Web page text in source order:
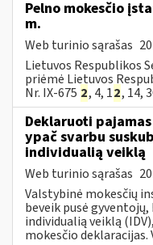
Pelno mokesčio
m.
Web turinio sąrašas
Lietuvos Respublikos
priėmė Lietuvos
Nr. IX-675 2, 4, 12, 14,
Deklaruoti
ypač svarbu
individualią veiklą
Web turinio sąrašas
Valstybinė mokesčių
beveik pusė
individualią veiklą
mokesčio deklaracijas.